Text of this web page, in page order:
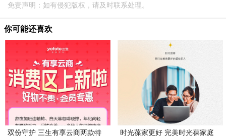
免责声明：如有侵犯版权，请及时联系处理。
你可能还喜欢
双份守护 三生有享云商两款特
时光葆家更好 完美时光葆家庭